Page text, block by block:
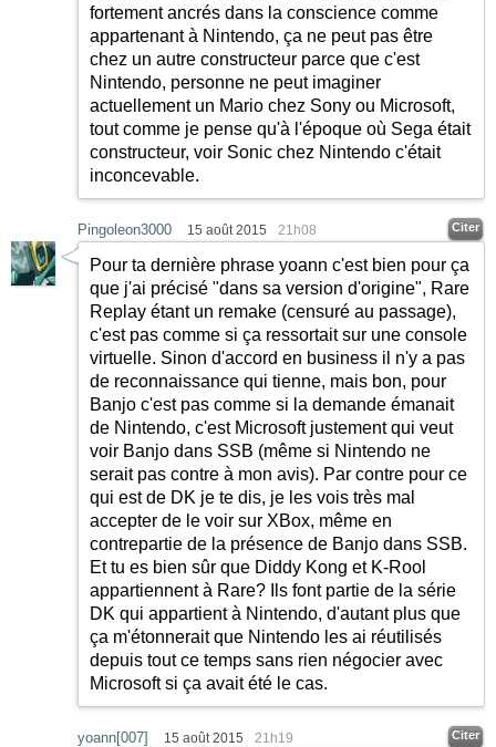
fortement ancrés dans la conscience comme
appartenant à Nintendo, ça ne peut pas être
chez un autre constructeur parce que c'est
Nintendo, personne ne peut imaginer
actuellement un Mario chez Sony ou Microsoft,
tout comme je pense qu'à l'époque où Sega était
constructeur, voir Sonic chez Nintendo c'était
inconcevable.
Pingoleon3000 15 août 2015 21h08 Citer
Pour ta dernière phrase yoann c'est bien pour ça
que j'ai précisé "dans sa version d'origine", Rare
Replay étant un remake (censuré au passage),
c'est pas comme si ça ressortait sur une console
virtuelle. Sinon d'accord en business il n'y a pas
de reconnaissance qui tienne, mais bon, pour
Banjo c'est pas comme si la demande émanait
de Nintendo, c'est Microsoft justement qui veut
voir Banjo dans SSB (même si Nintendo ne
serait pas contre à mon avis). Par contre pour ce
qui est de DK je te dis, je les vois très mal
accepter de le voir sur XBox, même en
contrepartie de la présence de Banjo dans SSB.
Et tu es bien sûr que Diddy Kong et K-Rool
appartiennent à Rare? Ils font partie de la série
DK qui appartient à Nintendo, d'autant plus que
ça m'étonnerait que Nintendo les ai réutilisés
depuis tout ce temps sans rien négocier avec
Microsoft si ça avait été le cas.
yoann[007] 15 août 2015 21h19 Citer